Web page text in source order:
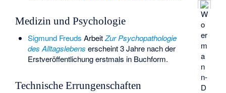
W
o
er
m
a
n
n-
D
Medizin und Psychologie
Sigmund Freuds ArbeitZur Psychopathologie
des Alltagslebens erscheint 3 Jahre nach der
Erstveröffentlichung erstmals in Buchform.
Technische Errungenschaften